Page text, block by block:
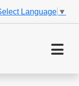
Language ▼